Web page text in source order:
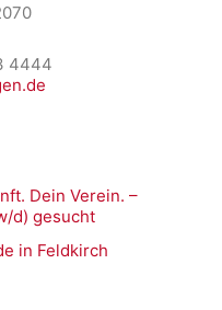
4444
Dein Verein. –
d) gesucht
in Feldkirch